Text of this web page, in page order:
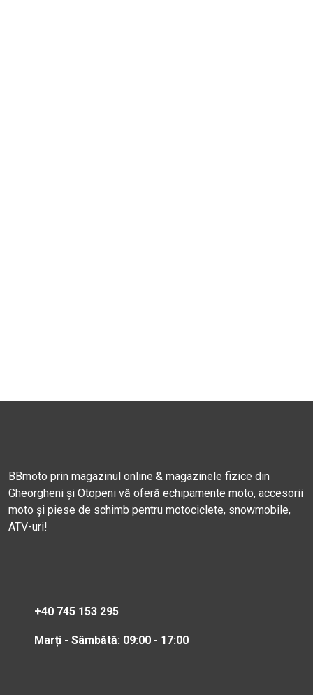
BBmoto prin magazinul online & magazinele fizice din
Gheorgheni și Otopeni vă oferă echipamente moto, accesorii
moto și piese de schimb pentru motociclete, snowmobile,
ATV-uri!
+40 745 153 295
Marți - Sâmbătă: 09:00 - 17:00